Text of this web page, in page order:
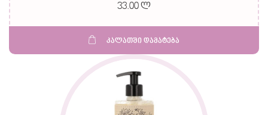
33.00 ლ
კალათში დამატება